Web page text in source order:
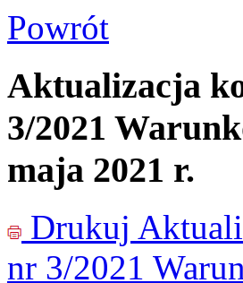
Powrót
Aktualizacja
3/2021
maja 2021 r.
Drukuj
nr 3/2021